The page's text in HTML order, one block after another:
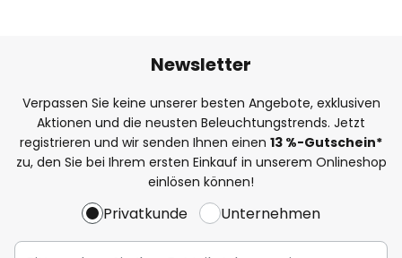
Newsletter
Verpassen Sie keine unserer besten Angebote, exklusiven
Aktionen und die neusten Beleuchtungstrends. Jetzt
registrieren und wir senden Ihnen einen 13 %-Gutschein*
zu, den Sie bei Ihrem ersten Einkauf in unserem Onlineshop
einlösen können!
Privatkunde Unternehmen